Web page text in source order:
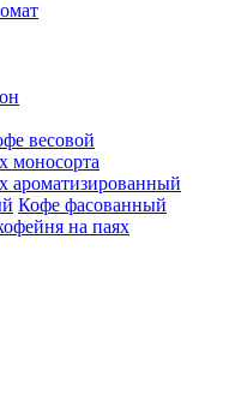
весовой
моносорта
ароматизированный
Кофе фасованный
на паях